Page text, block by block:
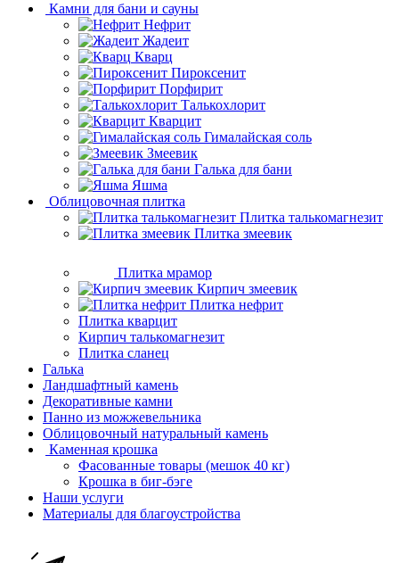
Камни для бани и сауны
Нефрит
Жадеит
Кварц
Пироксенит
Порфирит
Талькохлорит
Кварцит
Гималайская соль
Змеевик
Галька для бани
Яшма
Облицовочная плитка
Плитка талькомагнезит
Плитка змеевик
Плитка мрамор
Кирпич змеевик
Плитка нефрит
Плитка кварцит
Кирпич талькомагнезит
Плитка сланец
Галька
Ландшафтный камень
Декоративные камни
Панно из можжевельника
Облицовочный натуральный камень
Каменная крошка
Фасованные товары (мешок 40 кг)
Крошка в биг-бэге
Наши услуги
Материалы для благоустройства